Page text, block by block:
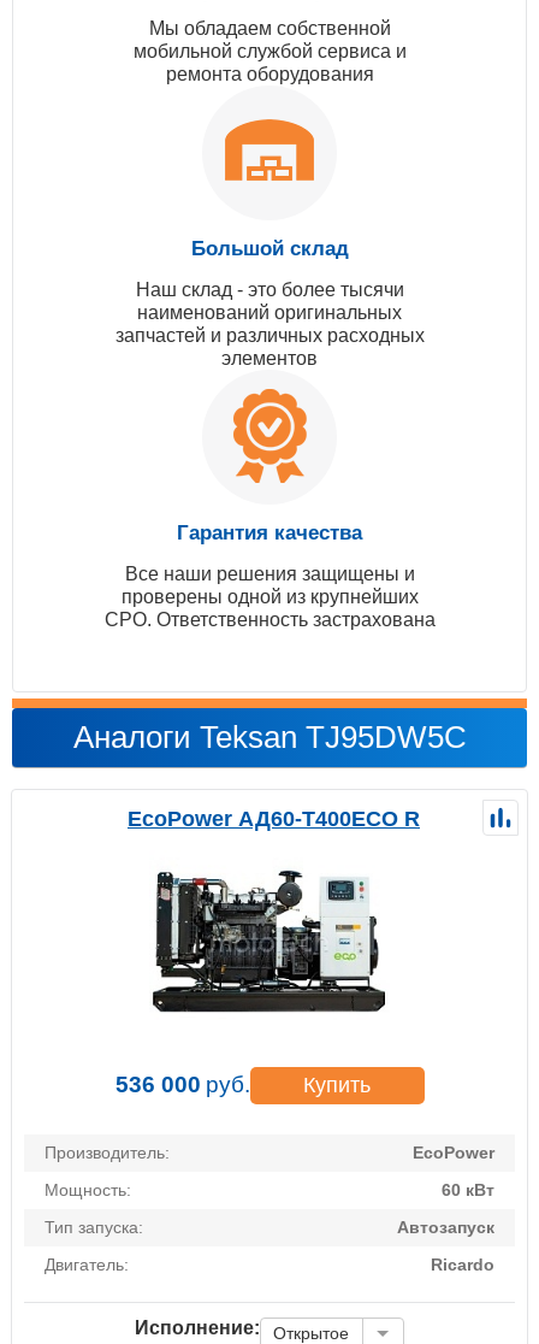
Мы обладаем собственной
мобильной службой сервиса и
ремонта оборудования
Большой склад
Наш склад - это более тысячи
наименований оригинальных
запчастей и различных расходных
элементов
Гарантия качества
Все наши решения защищены и
проверены одной из крупнейших
СРО. Ответственность застрахована
Аналоги Teksan TJ95DW5C
EcoPower АД60-T400ECO R
536 000 руб. Купить
Производитель:
EcoPower
Мощность:
60 кВт
Тип запуска:
Автозапуск
Двигатель:
Ricardo
Исполнение: Открытое